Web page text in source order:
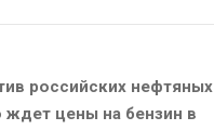
российских нефтяных
ждет цены на бензин в